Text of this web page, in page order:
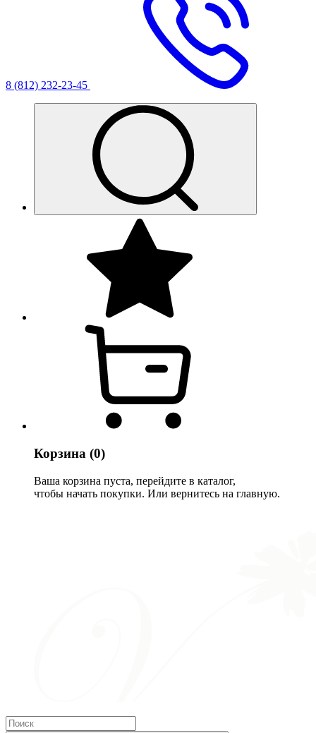
8 (812) 232-23-45
Корзина (0)
Ваша корзина пуста, перейдите в каталог,
чтобы начать покупки. Или вернитесь на главную.